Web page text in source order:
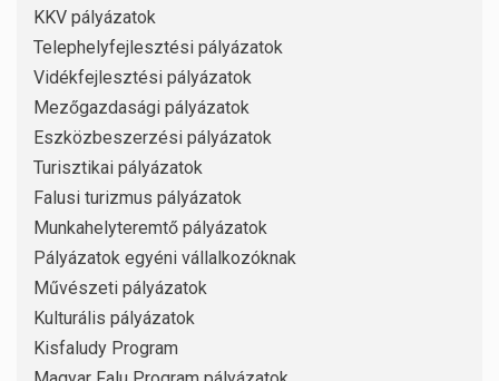
KKV pályázatok
Telephelyfejlesztési pályázatok
Vidékfejlesztési pályázatok
Mezőgazdasági pályázatok
Eszközbeszerzési pályázatok
Turisztikai pályázatok
Falusi turizmus pályázatok
Munkahelyteremtő pályázatok
Pályázatok egyéni vállalkozóknak
Művészeti pályázatok
Kulturális pályázatok
Kisfaludy Program